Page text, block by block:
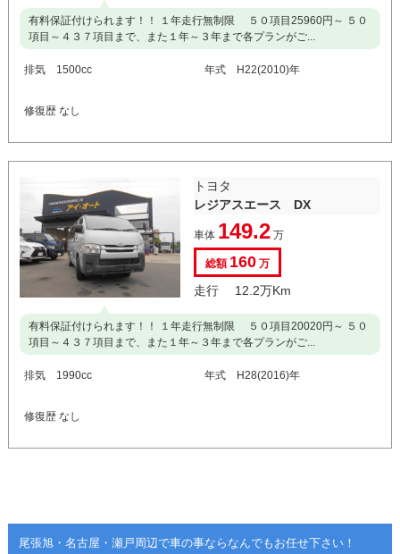
有料保証付けられます！！ １年走行無制限 ５０項目25960円～ ５０
項目～４３７項目まで、また１年～３年まで各プランがご...
排気 1500cc 年式 H22(2010)年
修復歴 なし
トヨタ
レジアスエース DX
車体 149.2万
総額 160万
走行 12.2万Km
有料保証付けられます！！ １年走行無制限 ５０項目20020円～ ５０
項目～４３７項目まで、また１年～３年まで各プランがご...
排気 1990cc 年式 H28(2016)年
修復歴 なし
尾張旭・名古屋・瀬戸周辺で車の事ならなんでもお任せ下さい！